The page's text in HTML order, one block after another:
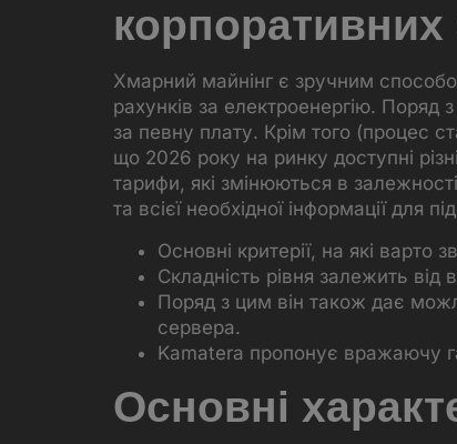
Хмарний майнінг є зручним
рахунків за електроенергію. Поряд
за певну плату. Крім того (процес
що 2026 року на ринку доступні
тарифи, які змінюються в
та всієї необхідної інформації для
Основні критерії, на які варто
Складність рівня залежить від
Поряд з цим він також дає
сервера.
Kamatera пропонує вражаючу
Основні